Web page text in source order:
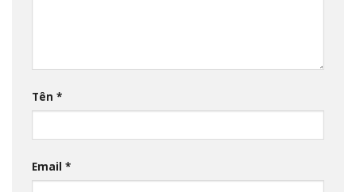
Tên *
Email *